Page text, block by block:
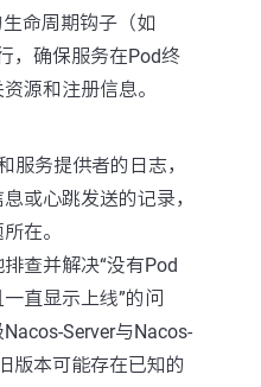
命周期钩子（如
，确保服务在Pod终
源和注册信息。
服务提供者的日志，
或心跳发送的记录，
在。
查并解决“没有Pod
直显示上线”的问
Server与Nacos-
版本可能存在已知的